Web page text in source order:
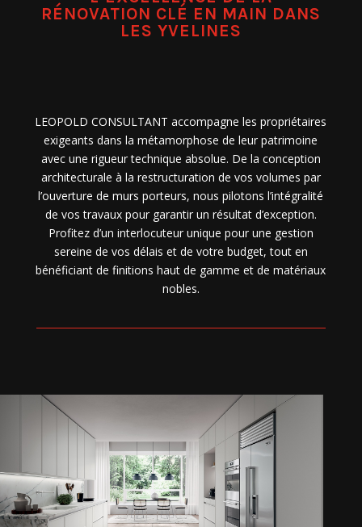
RÉNOVATION CLÉ EN MAIN DANS
LES YVELINES
LEOPOLD CONSULTANT accompagne les propriétaires
exigeants dans la métamorphose de leur patrimoine
avec une rigueur technique absolue. De la conception
architecturale à la restructuration de vos volumes par
l’ouverture de murs porteurs, nous pilotons l’intégralité
de vos travaux pour garantir un résultat d’exception.
Profitez d’un interlocuteur unique pour une gestion
sereine de vos délais et de votre budget, tout en
bénéficiant de finitions haut de gamme et de matériaux
nobles.